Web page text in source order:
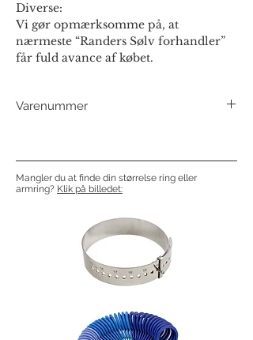
Diverse:
Vi gør opmærksomme på, at
nærmeste “Randers Sølv forhandler”
får fuld avance af købet.
Varenummer
Mangler du at finde din størrelse ring eller
armring? Klik på billedet: